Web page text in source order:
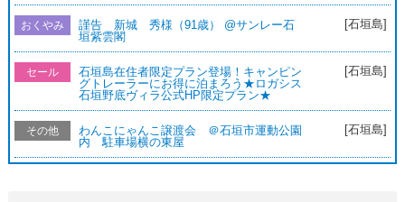
おくやみ
謹告 新城 秀様（91歳） @サンレー石
垣紫雲閣
[石垣島]
セール
石垣島在住者限定プラン登場！キャンピン
グトレーラーにお得に泊まろう★ロガシス
石垣野底ヴィラ公式HP限定プラン★
[石垣島]
その他
わんこにゃんこ譲渡会 ＠石垣市運動公園
内 駐車場横の東屋
[石垣島]